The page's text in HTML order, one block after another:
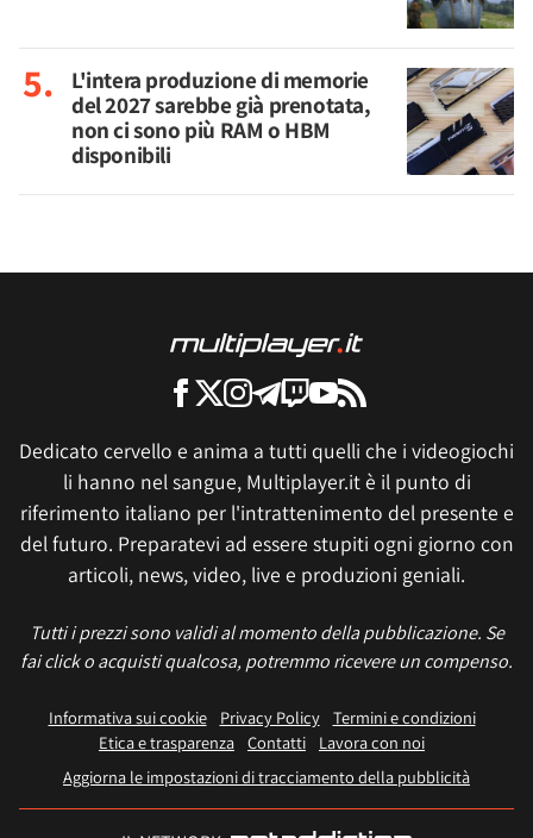
L'intera produzione di memorie
del 2027 sarebbe già prenotata,
non ci sono più RAM o HBM
disponibili
Dedicato cervello e anima a tutti quelli che i videogiochi
li hanno nel sangue, Multiplayer.it è il punto di
riferimento italiano per l'intrattenimento del presente e
del futuro. Preparatevi ad essere stupiti ogni giorno con
articoli, news, video, live e produzioni geniali.
Tutti i prezzi sono validi al momento della pubblicazione. Se
fai click o acquisti qualcosa, potremmo ricevere un compenso.
Informativa sui cookie Privacy Policy
Termini e condizioni
Etica e trasparenza Contatti
Lavora con noi
Aggiorna le impostazioni di tracciamento della pubblicità